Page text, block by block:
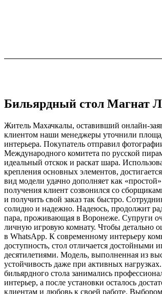
Бильярдный стол Магнат
Житель Махачкалы, оставивший онлайн-
клиентом наши менеджеры уточнили
интерьера. Покупатель отправил
Международного комитета по русской
идеальный отскок и раскат шара.
крепления основных элементов,
вид модели удачно дополняет как
получения клиент созвонился со
и получить свой заказ так быстро.
солидно и надежно. Надеюсь, продолжит
пара, проживающая в Воронеже. Супруги
личную игровую комнату. Чтобы детально
в WhatsApp. К современному интерьеру
доступность, стол отличается
десятилетиями. Модель, выполненная из
устойчивость даже при активных
бильярдного стола занимались
интерьер, а после установки осталось
клиентам и любовь к своей работе. Выбором